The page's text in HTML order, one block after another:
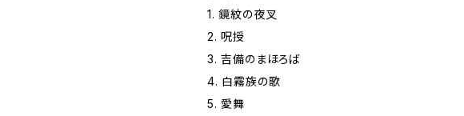
1. 鏡紋の夜叉
2. 呪授
3. 吉備のまほろば
4. 白霧族の歌
5. 愛舞